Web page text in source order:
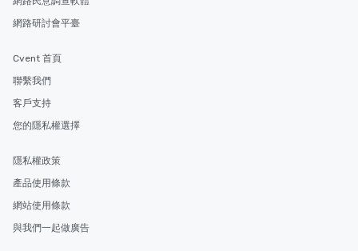
網路研討會平臺
Cvent 首頁
聯繫我們
客戶支持
您的隱私權選擇
隱私權政策
產品使用條款
網站使用條款
與我們一起做廣告